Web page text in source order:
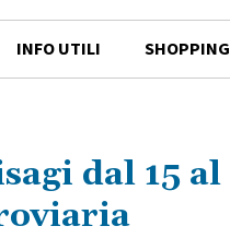
INFO UTILI SHOPPING
dal 15 al